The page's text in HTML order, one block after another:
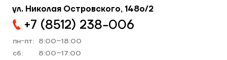
ул. Николая Островского, 148о/2
+7 (8512) 238−006
пн-пт: 8:00–18:00
cб:
8:00–17:00